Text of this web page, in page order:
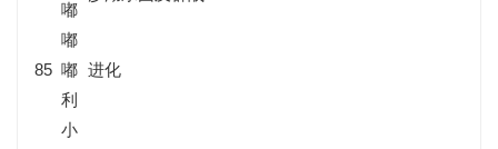
嘟
85
嘟
嘟
利
进化
小